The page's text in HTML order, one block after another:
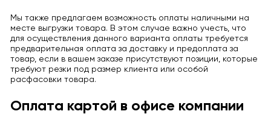
Мы также предлагаем возможность оплаты наличными на
месте выгрузки товара. В этом случае важно учесть, что
для осуществления данного варианта оплаты требуется
предварительная оплата за доставку и предоплата за
товар, если в вашем заказе присутствуют позиции, которые
требуют резки под размер клиента или особой
расфасовки товара.
Оплата картой в офисе компании